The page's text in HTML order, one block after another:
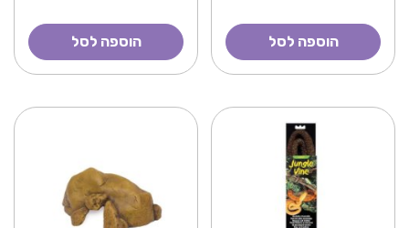
הוספה לסל הוספה לסל